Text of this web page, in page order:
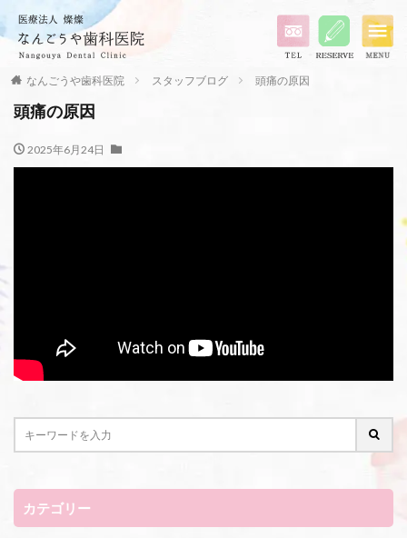
なんごうや歯科医院 スタッフブログ 頭痛の原因
頭痛の原因
2025年6月24日
カテゴリー